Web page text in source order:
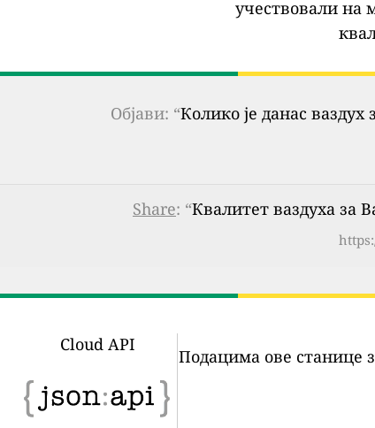
учествовали на
Објави: “Колико је данас
Share: “Квалитет ваздуха за
Cloud API
Подацима ове станице